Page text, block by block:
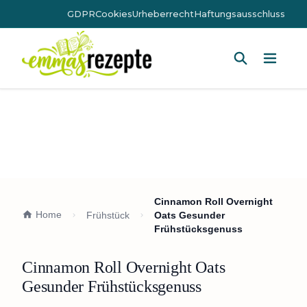
GDPRCookiesUrheberrechtHaftungsausschluss
Home Frühstück
Cinnamon Roll Overnight
Oats Gesunder
Frühstücksgenuss
Cinnamon Roll Overnight Oats
Gesunder Frühstücksgenuss